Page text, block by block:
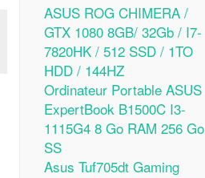
ASUS ROG CHIMERA /
GTX 1080 8GB/ 32Gb / I7-
7820HK / 512 SSD / 1TO
HDD / 144HZ
Ordinateur Portable ASUS
ExpertBook B1500C I3-
1115G4 8 Go RAM 256 Go
SS
Asus Tuf705dt Gaming